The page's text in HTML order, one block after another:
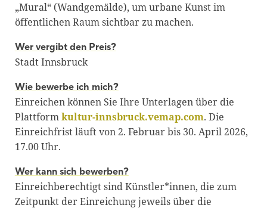
„Mural“ (Wandgemälde), um urbane Kunst im
öffentlichen Raum sichtbar zu machen.
Wer vergibt den Preis?
Stadt Innsbruck
Wie bewerbe ich mich?
Einreichen können Sie Ihre Unterlagen über die
Plattformkultur-innsbruck.vemap.com. Die
Einreichfrist läuft von 2. Februar bis 30. April 2026,
17.00 Uhr.
Wer kann sich bewerben?
Einreichberechtigt sind Künstler*innen, die zum
Zeitpunkt der Einreichung jeweils über die